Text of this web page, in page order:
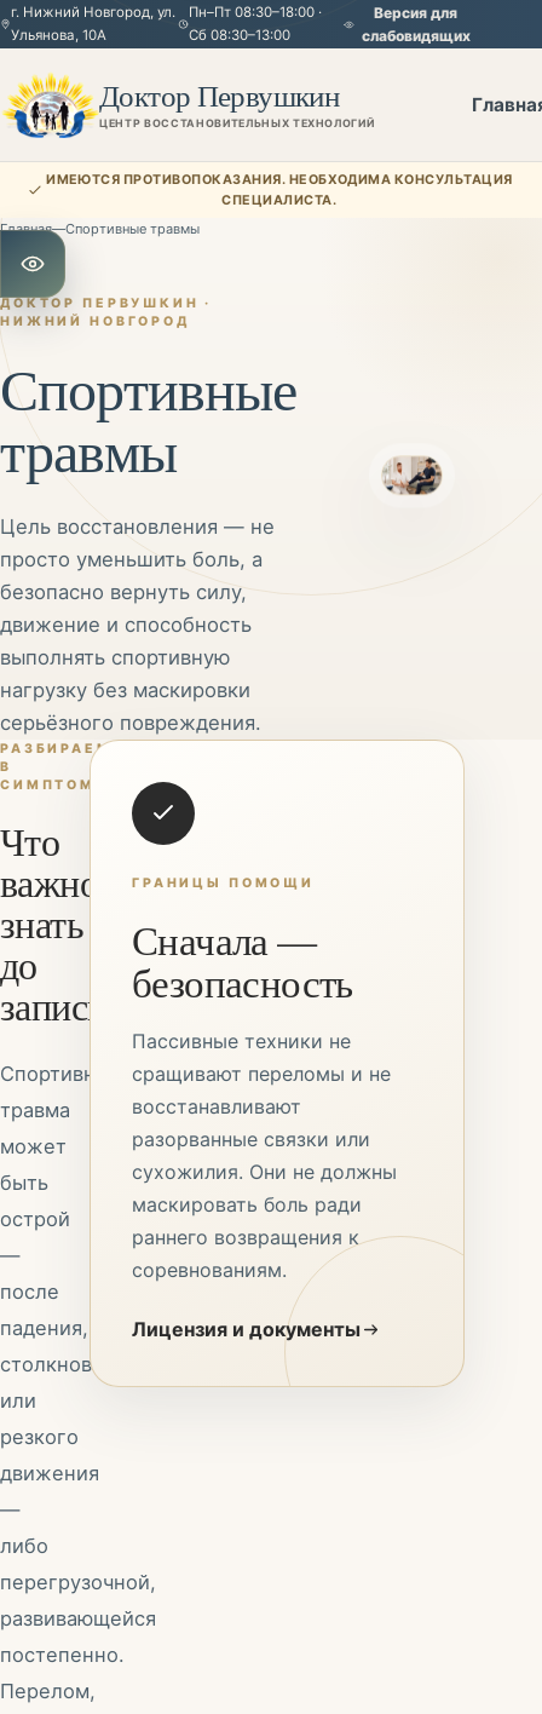
г. Нижний Новгород, ул.
Ульянова, 10А
Пн–Пт 08:30–18:00 ·
Сб 08:30–13:00
Версия для
слабовидящих
Доктор Первушкин
ЦЕНТР ВОССТАНОВИТЕЛЬНЫХ ТЕХНОЛОГИЙ
Открыть настройки для слабовидящих
ИМЕЮТСЯ ПРОТИВОПОКАЗАНИЯ. НЕОБХОДИМА КОНСУЛЬТАЦИЯ
СПЕЦИАЛИСТА.
Главная—Спортивные травмы
ДОКТОР ПЕРВУШКИН ·
НИЖНИЙ НОВГОРОД
Спортивные
травмы
Цель восстановления — не
просто уменьшить боль, а
безопасно вернуть силу,
движение и способность
выполнять спортивную
нагрузку без маскировки
серьёзного повреждения.
РАЗБИРАЕМСЯ
В
СИМПТОМАХ
Что
важно
знать
до
записи
Спортивная
травма
может
быть
острой
—
после
падения,
столкновения
или
резкого
движения
—
либо
перегрузочной,
развивающейся
постепенно.
Перелом,
ГРАНИЦЫ ПОМОЩИ
Сначала —
безопасность
Пассивные техники не
сращивают переломы и не
восстанавливают
разорванные связки или
сухожилия. Они не должны
маскировать боль ради
раннего возвращения к
соревнованиям.
Лицензия и документы